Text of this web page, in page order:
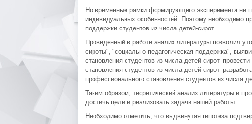
Но временные рамки формирующего эксперимента не
индивидуальных особенностей. Поэтому необходимо
поддержки студентов из числа детей-сирот.
Проведенный в работе анализ литературы позволил
сироты", "социально-педагогическая поддержка",
становления студентов из числа детей-сирот,
становления студентов из числа детей-сирот,
профессионального становления студентов из числа
Таким образом, теоретический анализ литературы и
достичь цели и реализовать задачи нашей работы.
Необходимо отметить, что выдвинутая гипотеза